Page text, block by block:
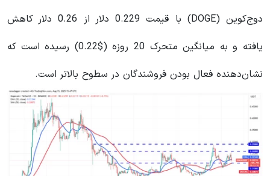
دوج‌کوین (DOGE) با قیمت 0.229 دلار از 0.26 دلار کاهش
یافته و به میانگین متحرک 20 روزه ($0.22) رسیده است که
نشان‌دهنده فعال بودن فروشندگان در سطوح بالاتر است.